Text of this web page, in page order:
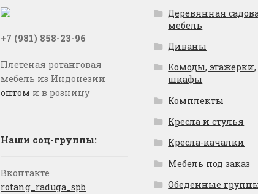
+7 (981) 858-23-96
Плетеная ротанговая
мебель из Индонезии
оптом и в розницу
Наши соц-группы:
Вконтакте
rotang_raduga_spb
Деревянная
мебель
Диваны
Комоды, этажерки,
шкафы
Комплекты
Кресла и стулья
Кресла-качалки
Мебель под заказ
Обеденные